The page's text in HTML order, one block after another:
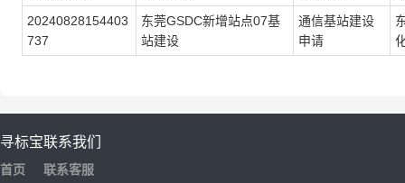
20240828154403
737
东莞GSDC新增站点07基
站建设
通信基站建设
申请
寻标宝
首页
联系我们
联系客服